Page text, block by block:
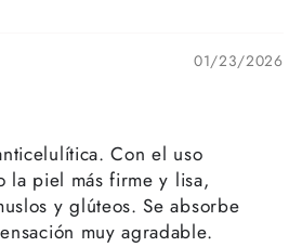
01/23/2026
Con el uso
la piel más firme y lisa,
y glúteos. Se absorbe
muy agradable.